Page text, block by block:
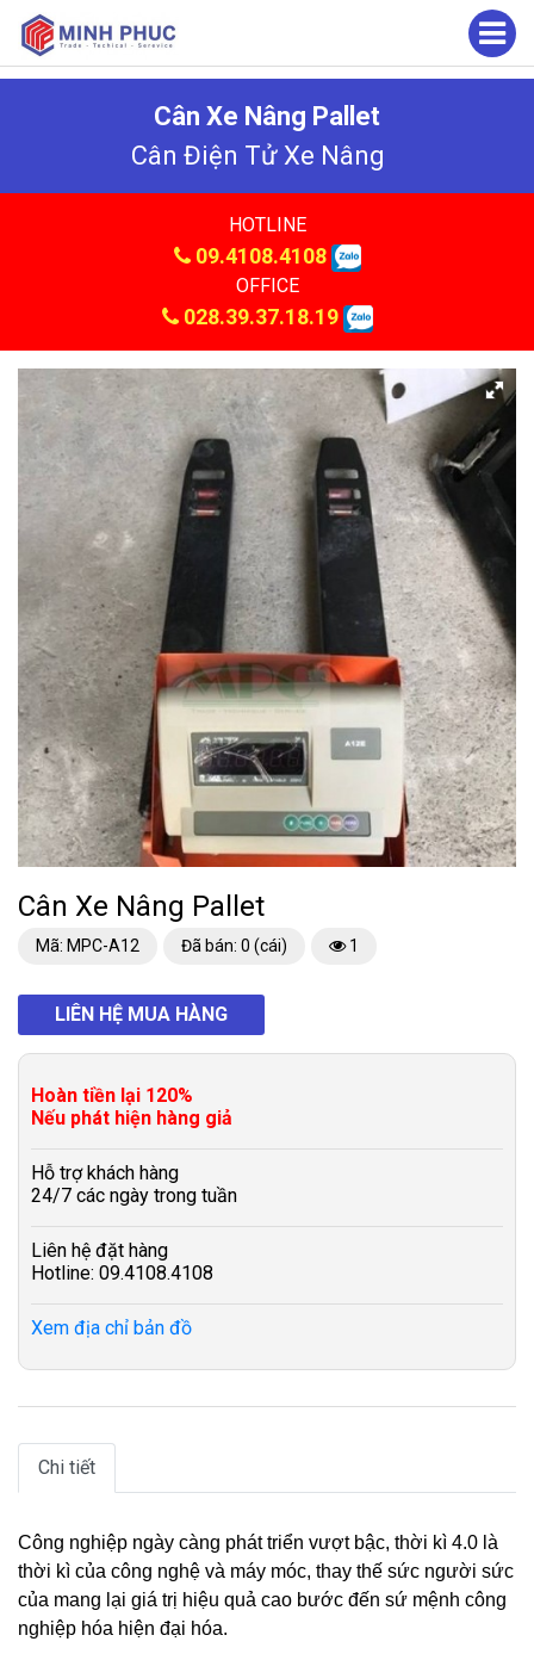
Cân Xe Nâng Pallet
Cân Điện Tử Xe Nâng
HOTLINE
09.4108.4108
OFFICE
028.39.37.18.19
Cân Xe Nâng Pallet
Mã: MPC-A12 Đã bán: 0 (cái) 1
LIÊN HỆ MUA HÀNG
Hoàn tiền lại 120%
Nếu phát hiện hàng giả
Hỗ trợ khách hàng
24/7 các ngày trong tuần
Liên hệ đặt hàng
Hotline: 09.4108.4108
Xem địa chỉ bản đồ
Chi tiết
Công nghiệp ngày càng phát triển vượt bậc, thời kì 4.0 là
thời kì của công nghệ và máy móc, thay thế sức người sức
của mang lại giá trị hiệu quả cao bước đến sứ mệnh công
nghiệp hóa hiện đại hóa.